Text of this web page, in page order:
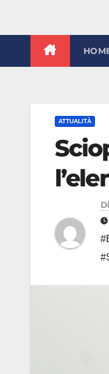
ATTUALITÀ
Di